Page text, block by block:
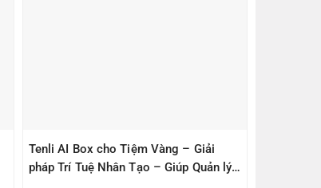
Tenli AI Box cho Tiệm Vàng – Giải
pháp Trí Tuệ Nhân Tạo – Giúp Quản lý